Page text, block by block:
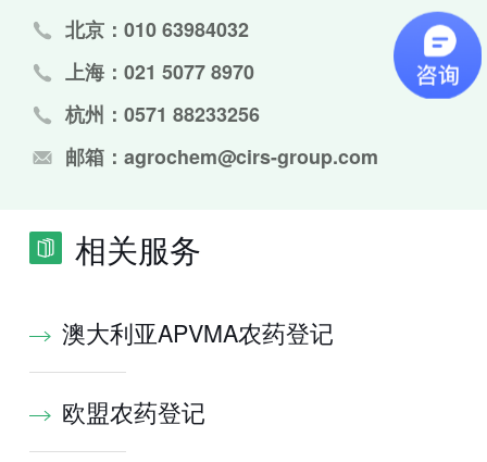
北京：010 63984032
上海：021 5077 8970
杭州：0571 88233256
邮箱：agrochem@cirs-group.com
相关服务
澳大利亚APVMA农药登记
欧盟农药登记